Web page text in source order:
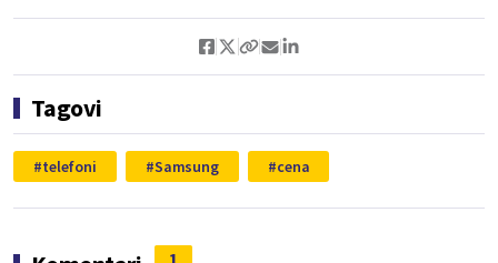
Tagovi
telefoni Samsung cena